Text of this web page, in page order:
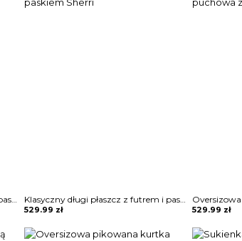
Klasyczny długi płaszcz z futrem i paskiem Sherri Klasyczny długi płaszcz z futrem i paskiem Sherri
529.99 zł 529.99 zł